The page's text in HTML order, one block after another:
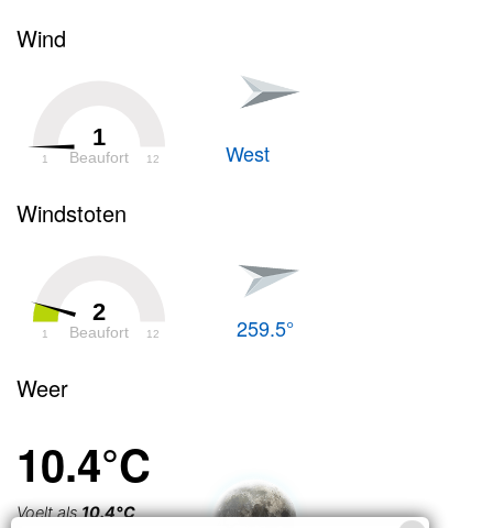
Wind
1
Beaufort
1 12 West
Windstoten
2
Beaufort
1 12 259.5°
Weer
10.4°C
Voelt als10.4°C